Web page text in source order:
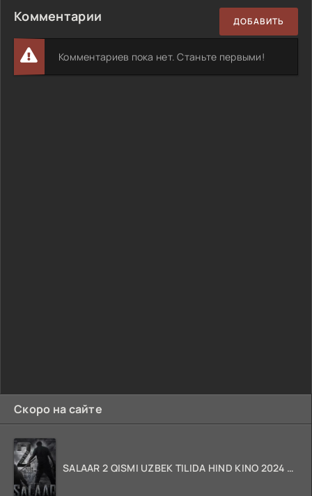
Скоро на сайте
SALAAR 2 QISMI UZBEK TILIDA HIND KINO 2024 TARJIMA 720p HD Skachat
Комментарии ДОБАВИТЬ
Комментариев пока нет. Станьте первыми!